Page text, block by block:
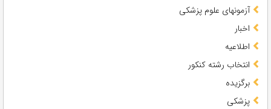
آزمونهای علوم پزشکی
اخبار
اطلاعیه
انتخاب رشته کنکور
برگزیده
پزشکی